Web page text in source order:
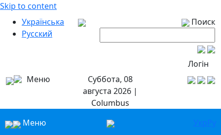
Skip to content
Українська
Русский
Поиск
Логін
Меню
Суббота, 08
августа 2026 |
Columbus
Меню
УкрРу